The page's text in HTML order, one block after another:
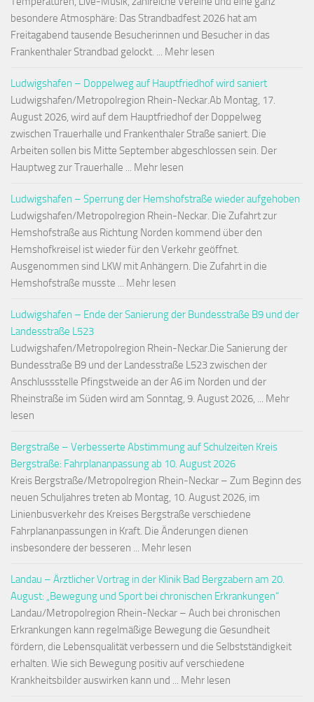
besondere Atmosphäre: Das Strandbadfest 2026 hat am
Freitagabend tausende Besucherinnen und Besucher in das
Frankenthaler Strandbad gelockt. ... Mehr lesen
Ludwigshafen – Doppelweg auf Hauptfriedhof wird saniert
Ludwigshafen/Metropolregion Rhein-Neckar.Ab Montag, 17.
August 2026, wird auf dem Hauptfriedhof der Doppelweg
zwischen Trauerhalle und Frankenthaler Straße saniert. Die
Arbeiten sollen bis Mitte September abgeschlossen sein. Der
Hauptweg zur Trauerhalle ... Mehr lesen
Ludwigshafen – Sperrung der Hemshofstraße wieder aufgehoben
Ludwigshafen/Metropolregion Rhein-Neckar. Die Zufahrt zur
Hemshofstraße aus Richtung Norden kommend über den
Hemshofkreisel ist wieder für den Verkehr geöffnet.
Ausgenommen sind LKW mit Anhängern. Die Zufahrt in die
Hemshofstraße musste ... Mehr lesen
Ludwigshafen – Ende der Sanierung der Bundesstraße B9 und der
Landesstraße L523
Ludwigshafen/Metropolregion Rhein-Neckar.Die Sanierung der
Bundesstraße B9 und der Landesstraße L523 zwischen der
Anschlussstelle Pfingstweide an der A6 im Norden und der
Rheinstraße im Süden wird am Sonntag, 9. August 2026, ... Mehr
lesen
Bergstraße – Verbesserte Abstimmung auf Schulzeiten Kreis
Bergstraße: Fahrplananpassung ab 10. August 2026
Kreis Bergstraße/Metropolregion Rhein-Neckar – Zum Beginn des
neuen Schuljahres treten ab Montag, 10. August 2026, im
Linienbusverkehr des Kreises Bergstraße verschiedene
Fahrplananpassungen in Kraft. Die Änderungen dienen
insbesondere der besseren ... Mehr lesen
Landau – Ärztlicher Vortrag in der Klinik Bad Bergzabern am 20.
August: „Bewegung und Sport bei chronischen Erkrankungen“
Landau/Metropolregion Rhein-Neckar – Auch bei chronischen
Erkrankungen kann regelmäßige Bewegung die Gesundheit
fördern, die Lebensqualität verbessern und die Selbstständigkeit
erhalten. Wie sich Bewegung positiv auf verschiedene
Krankheitsbilder auswirken kann und ... Mehr lesen